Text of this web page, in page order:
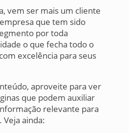
vem ser mais um cliente
que tem sido
por toda
o que fecha todo o
excelência para seus
aproveite para ver
que podem auxiliar
relevante para
Veja ainda: